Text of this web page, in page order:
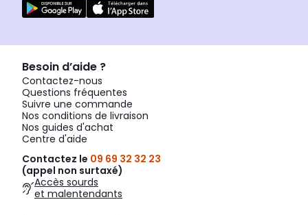
Besoin d’aide ?
Contactez-nous
Questions fréquentes
Suivre une commande
Nos conditions de livraison
Nos guides d'achat
Centre d'aide
Contactez le 09 69 32 32 23
(appel non surtaxé)
Accès sourds
et malentendants